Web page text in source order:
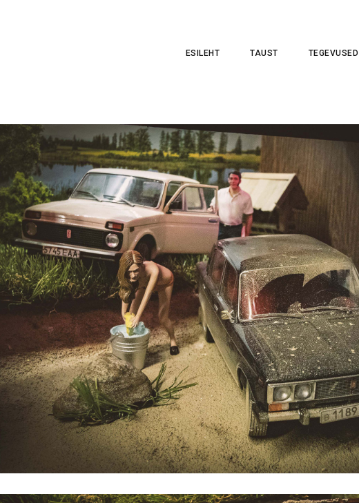
ESILEHT TAUST TEGEVUSED